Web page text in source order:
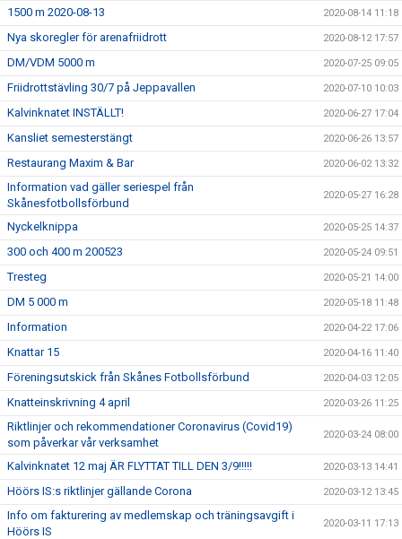
1500 m 2020-08-13 2020-08-14 11:18
Nya skoregler för arenafriidrott 2020-08-12 17:57
DM/VDM 5000 m 2020-07-25 09:05
Friidrottstävling 30/7 på Jeppavallen 2020-07-10 10:03
Kalvinknatet INSTÄLLT! 2020-06-27 17:04
Kansliet semesterstängt 2020-06-26 13:57
Restaurang Maxim & Bar 2020-06-02 13:32
Information vad gäller seriespel från
Skånesfotbollsförbund
2020-05-27 16:28
Nyckelknippa 2020-05-25 14:37
300 och 400 m 200523 2020-05-24 09:51
Tresteg 2020-05-21 14:00
DM 5 000 m 2020-05-18 11:48
Information 2020-04-22 17:06
Knattar 15 2020-04-16 11:40
Föreningsutskick från Skånes Fotbollsförbund 2020-04-03 12:05
Knatteinskrivning 4 april 2020-03-26 11:25
Riktlinjer och rekommendationer Coronavirus (Covid19)
som påverkar vår verksamhet
2020-03-24 08:00
Kalvinknatet 12 maj ÄR FLYTTAT TILL DEN 3/9!!!!! 2020-03-13 14:41
Höörs IS:s riktlinjer gällande Corona 2020-03-12 13:45
Info om fakturering av medlemskap och träningsavgift i
Höörs IS
2020-03-11 17:13